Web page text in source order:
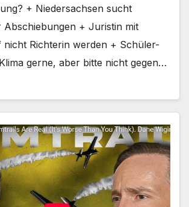
+ Niedersachsen sucht
Abschiebungen + Juristin mit
nicht Richterin werden + Schüler-
gerne, aber bitte nicht gegen…